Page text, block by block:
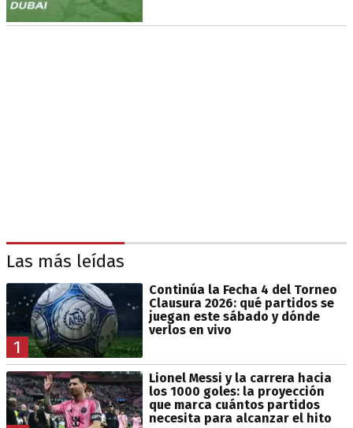
Las más leídas
1
Continúa la Fecha 4 del Torneo
Clausura 2026: qué partidos se
juegan este sábado y dónde
verlos en vivo
Lionel Messi y la carrera hacia
los 1000 goles: la proyección
que marca cuántos partidos
necesita para alcanzar el hito